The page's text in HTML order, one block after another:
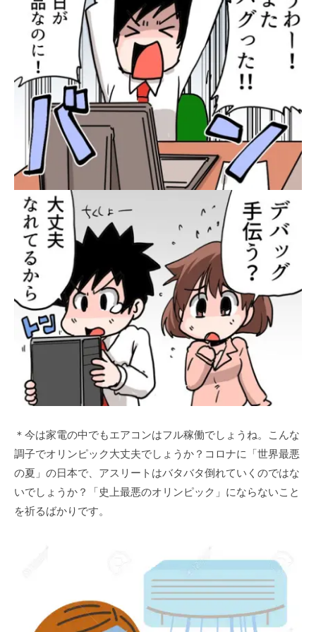
＊今は家電の中でもエアコンはフル稼働でしょうね。こんな
調子でオリンピック大丈夫でしょうか？コロナに「世界最悪
の夏」の日本で、アスリートはバタバタ倒れていくのではな
いでしょうか？「史上最悪のオリンピック」にならないこと
を祈るばかりです。